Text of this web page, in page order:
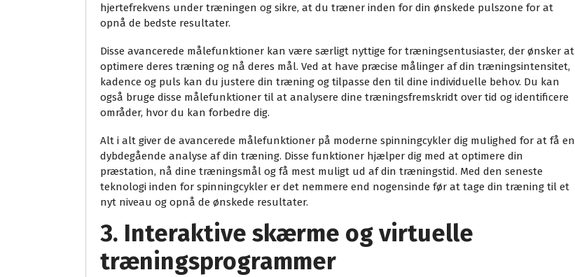
hjertefrekvens under træningen og sikre, at du træner inden for din ønskede pulszone for at
opnå de bedste resultater.
Disse avancerede målefunktioner kan være særligt nyttige for træningsentusiaster, der ønsker at
optimere deres træning og nå deres mål. Ved at have præcise målinger af din træningsintensitet,
kadence og puls kan du justere din træning og tilpasse den til dine individuelle behov. Du kan
også bruge disse målefunktioner til at analysere dine træningsfremskridt over tid og identificere
områder, hvor du kan forbedre dig.
Alt i alt giver de avancerede målefunktioner på moderne spinningcykler dig mulighed for at få en
dybdegående analyse af din træning. Disse funktioner hjælper dig med at optimere din
præstation, nå dine træningsmål og få mest muligt ud af din træningstid. Med den seneste
teknologi inden for spinningcykler er det nemmere end nogensinde før at tage din træning til et
nyt niveau og opnå de ønskede resultater.
3. Interaktive skærme og virtuelle
træningsprogrammer